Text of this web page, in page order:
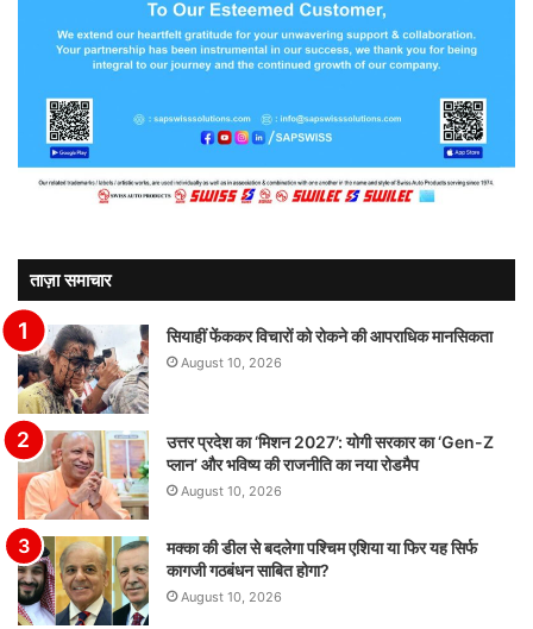
ताज़ा समाचार
सियाहीं फेंककर विचारों को रोकने की आपराधिक मानसिकता
August 10, 2026
उत्तर प्रदेश का ‘मिशन 2027’: योगी सरकार का ‘Gen-Z
प्लान’ और भविष्य की राजनीति का नया रोडमैप
August 10, 2026
मक्का की डील से बदलेगा पश्चिम एशिया या फिर यह सिर्फ
कागजी गठबंधन साबित होगा?
August 10, 2026